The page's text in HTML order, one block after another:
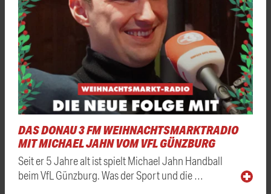
DAS DONAU 3 FM WEIHNACHTSMARKTRADIO
MIT MICHAEL JAHN VOM VFL GÜNZBURG
Seit er 5 Jahre alt ist spielt Michael Jahn Handball
beim VfL Günzburg. Was der Sport und die …